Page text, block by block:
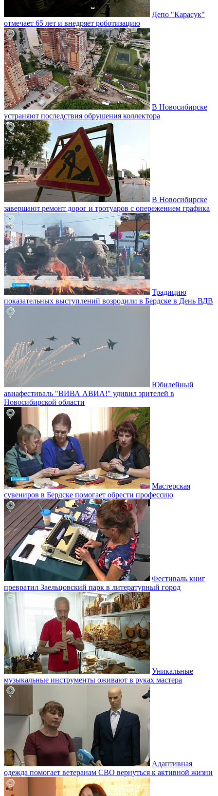
Депо "Карасук"
отмечает 65 лет и внедряет роботизацию
В Новосибирске
устраняют последствия обрушения коллектора
В Новосибирске
завершают ремонт дорог и тротуаров с опережением графика
Традицию
показательных выступлений возродили в Бердске в День ВДВ
Юбилейный
авиафестиваль "ВИВА АВИА!" удивил зрителей в
Новосибирской области
Мастерская
сувениров в Бердске помогает обрести профессию
Фестиваль книг
превратил Заельцовский парк в литературный город
Уникальные
музыкальные инструменты оживают в руках мастера
Адаптивная
одежда помогает ветеранам СВО вернуться к активной жизни